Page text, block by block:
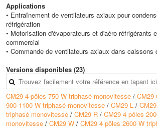
Applications
• Entraînement de ventilateurs axiaux pour
réfrigération
• Motorisation d'évaporateurs et d'aéro-réfrigérants
commercial
• Commande de ventilateurs axiaux dans caissons
• Entraînement de tourelles ou hélices pour
d'insufflation d'air
• Utilisation sur moto-ventilateurs compacts montés
en ambiance extérieure
Avantages
• Fonctionnement dans une plage de températures
Versions disponibles (23)
CM29 4 pôles 750 W triphasé monovitesse / CM29
900-1100 W triphasé monovitesse / CM29 L /
triphasé monovitesse / CM29 R / CM29 4 pôles
monovitesse / CM29 W / CM29 4 pôles 2600 W